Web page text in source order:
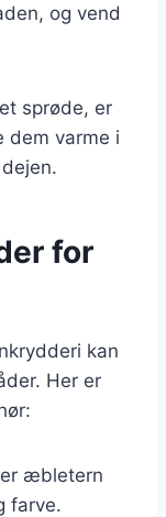
og vend
sprøde, er
dem varme i
for
kan
Her er
æbletern
farve.